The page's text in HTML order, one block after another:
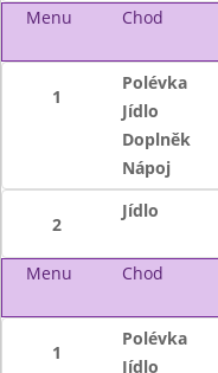
Menu
Chod
1
Polévka
Jídlo
Doplněk
Nápoj
2
Jídlo
Menu Chod
1
Polévka
Jídlo